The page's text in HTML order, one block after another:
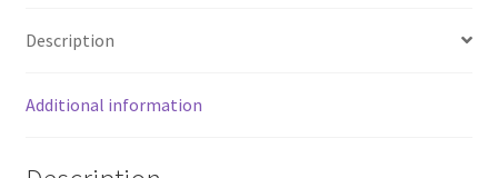
Description
Additional information